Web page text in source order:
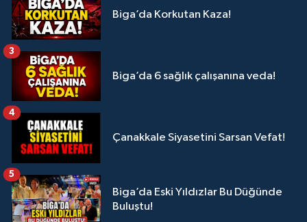
Biga’da Korkutan Kaza!
Biga’da 6 sağlık çalışanına veda!
3
Çanakkale Siyasetini Sarsan Vefat!
4
Biga’da Eski Yıldızlar Bu Düğünde
Buluştu!
5